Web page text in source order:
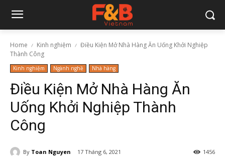
Home Kinh nghiệm
Điều Kiện Mở Nhà Hàng Ăn Uống Khởi Nghiệp
Thành Công
Kinh nghiệm Ngành nghề Nhà hàng
Điều Kiện Mở Nhà Hàng Ăn
Uống Khởi Nghiệp Thành
Công
By Toan Nguyen 17 Tháng 6, 2021 1456